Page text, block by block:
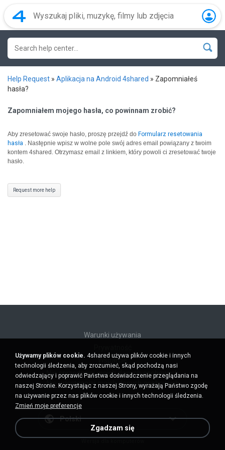
Help Request » Aplikacja na Android 4shared » Zapomniałeś
hasła?
Zapomniałem mojego hasła, co powinnam zrobić?
Aby zresetować swoje hasło, proszę przejdź do Formularz resetowania
hasła . Następnie wpisz w wolne pole swój adres email powiązany z twoim
kontem 4shared. Otrzymasz email z linkiem, który powoli ci zresetować twoje
hasło.
Request more help
Warunki używania
Wsparcie
Nie sprzedawaj moich danych osobowych
Nie udostępniaj moich danych osobowych
Polski
Używamy plików cookie. 4shared używa plików cookie i innych
technologii śledzenia, aby zrozumieć, skąd pochodzą nasi
odwiedzający i poprawić Państwa doświadczenie przeglądania na
naszej Stronie. Korzystając z naszej Strony, wyrażają Państwo zgodę
na używanie przez nas plików cookie i innych technologii śledzenia.
Zmień moje preferencje
Zgadzam się